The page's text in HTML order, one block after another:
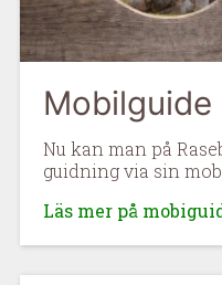
Mobilguide
Nu kan man på
guidning via sin
Läs mer på